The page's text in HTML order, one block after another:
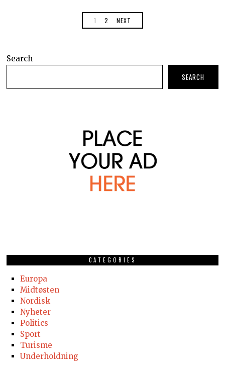
1 2 NEXT
Search
SEARCH
CATEGORIES
Europa
Midtøsten
Nordisk
Nyheter
Politics
Sport
Turisme
Underholdning